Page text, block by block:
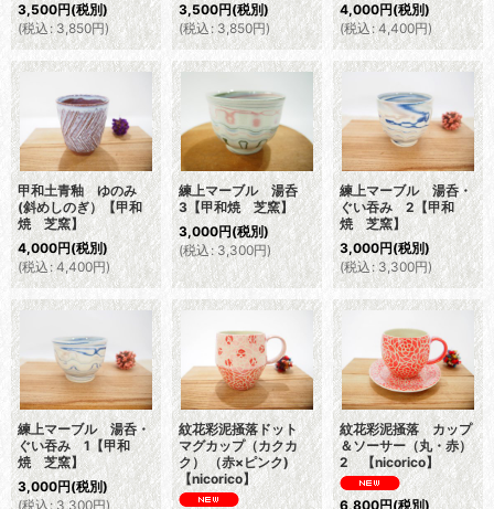
3,500円(税別)
(税込: 3,850円)
3,500円(税別)
(税込: 3,850円)
4,000円(税別)
(税込: 4,400円)
甲和土青釉 ゆのみ
(斜めしのぎ）【甲和
焼 芝窯】
4,000円(税別)
(税込: 4,400円)
練上マーブル 湯呑
3【甲和焼 芝窯】
3,000円(税別)
(税込: 3,300円)
練上マーブル 湯呑・
ぐい吞み 2【甲和
焼 芝窯】
3,000円(税別)
(税込: 3,300円)
練上マーブル 湯呑・
ぐい吞み 1【甲和
焼 芝窯】
3,000円(税別)
(税込: 3,300円)
紋花彩泥掻落ドット
マグカップ（カクカ
ク） （赤×ピンク)
【nicorico】
紋花彩泥掻落 カップ
＆ソーサー（丸・赤）
2 【nicorico】
6,800円(税別)